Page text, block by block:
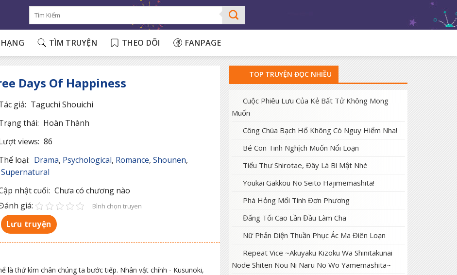
TÌM TRUYỆN THEO DÕI FANPAGE
Days Of Happiness
giả: Taguchi Shouichi
thái: Hoàn Thành
views: 86
loại: Drama, Psychological, Romance,Shounen,
Supernatural
nhật cuối: Chưa có chương nào
giá:
Bình chọn truyen
Lưu truyện
là thứ kìm chân chúng ta bước tiếp. Nhân vật chính - Kusunoki,
TOP TRUYỆN ĐỌC NHIỀU
Cuộc Phiêu Lưu Của Kẻ Bất Tử Không Mong
Muốn
Công Chúa Bạch Hổ Không Có Nguy Hiểm Nha!
Bé Con Tinh Nghịch Muốn Nổi Loạn
Tiểu Thư Shirotae, Đây Là Bí Mật Nhé
Youkai Gakkou No Seito Hajimemashita!
Phá Hỏng Mối Tình Đơn Phương
Đấng Tối Cao Lần Đầu Làm Cha
Nữ Phản Diện Thuần Phục Ác Ma Điên Loạn
Repeat Vice ~Akuyaku Kizoku Wa Shinitakunai
Node Shiten Nou Ni Naru No Wo Yamemashita~